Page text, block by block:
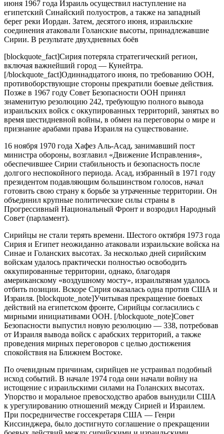
июня 1967 года Израиль осуществил наступление на
египетский Синайский полуостров, а также на западный
берег реки Иордан. Затем, десятого июня, израильские
соединения атаковали Голанские высоты, принадлежавшие
Сирии. В результате двухдневных боёв
[blockquote_fact]Сирия потеряла стратегический регион,
включая важнейший город — Кунейтра.
[/blockquote_fact]Одиннадцатого июня, по требованию ООН,
противоборствующие стороны прекратили боевые действия.
Позже в 1967 году Совет Безопасности ООН принял
знаменитую резолюцию 242, требующую полного вывода
израильских войск с оккупированных территорий, занятых во
время шестидневной войны, в обмен на переговоры о мире и
признание арабами права Израиля на существование.
16 ноября 1970 года Хафез Аль-Асад, занимавший пост
министра обороны, возглавил «Движение Исправления»,
обеспечившее Сирии стабильность и безопасность после
долгого неспокойного периода. Асад, избранный в 1971 году
президентом подавляющим большинством голосов, начал
готовить свою страну к борьбе за утраченные территории. Он
объединил крупные политические силы страны в
Прогрессивный Национальный Фронт и возродил Народный
Совет (парламент).
Сирийцы не стали терять времени. Шестого октября 1973 года
Сирия и Египет неожиданно атаковали израильские войска на
Синае и Голанских высотах. За несколько дней сирийским
войскам удалось практически полностью освободить
оккупированные территории, однако, благодаря
американскому «воздушному мосту», израильтянам удалось
отбить позиции. Вскоре Сирия оказалась одна против США и
Израиля. [blockquote_note]Учитывая прекращение боевых
действий на египетском фронте, Сирийцы согласились с
мирными инициативами ООН. [/blockquote_note]Совет
Безопасности выпустил новую резолюцию — 338, потребовав
от Израиля вывода войск с арабских территорий, а также
проведения мирных переговоров с целью достижения
спокойствия на Ближнем Востоке.
По очевидным причинам, сирийцев не устраивал подобный
исход событий. В начале 1974 года они начали войну на
истощение с израильскими силами на Голанских высотах.
Упорство и моральное превосходство арабов вынудили США
к урегулированию отношений между Сирией и Израилем.
При посредничестве госсекретаря США — Генри
Киссинджера, было достигнуто соглашение о прекращении